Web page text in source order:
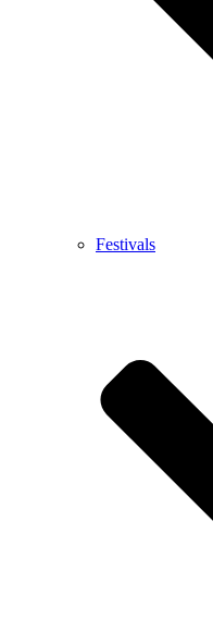
Festivals